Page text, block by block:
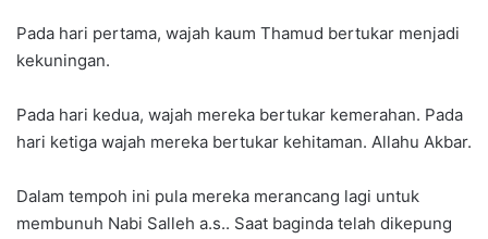
Pada hari pertama, wajah kaum Thamud bertukar menjadi
kekuningan.
Pada hari kedua, wajah mereka bertukar kemerahan. Pada
hari ketiga wajah mereka bertukar kehitaman. Allahu Akbar.
Dalam tempoh ini pula mereka merancang lagi untuk
membunuh Nabi Salleh a.s.. Saat baginda telah dikepung